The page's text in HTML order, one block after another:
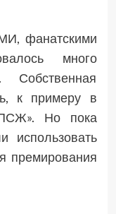
фанатскими
много
к примеру в
Но пока
использовать
премирования